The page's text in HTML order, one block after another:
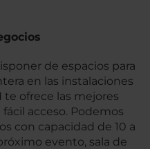
de espacios para
en las instalaciones
te ofrece las mejores
acceso. Podemos
con capacidad de 10 a
evento, sala de